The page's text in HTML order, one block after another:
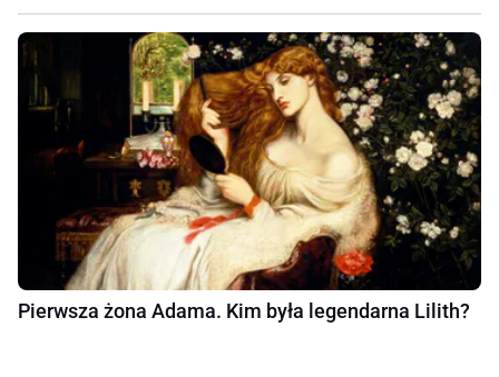
Pierwsza żona Adama. Kim była legendarna Lilith?